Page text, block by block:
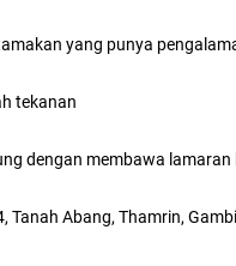
yang punya
tekanan
dengan membawa lamaran
Tanah Abang, Thamrin,